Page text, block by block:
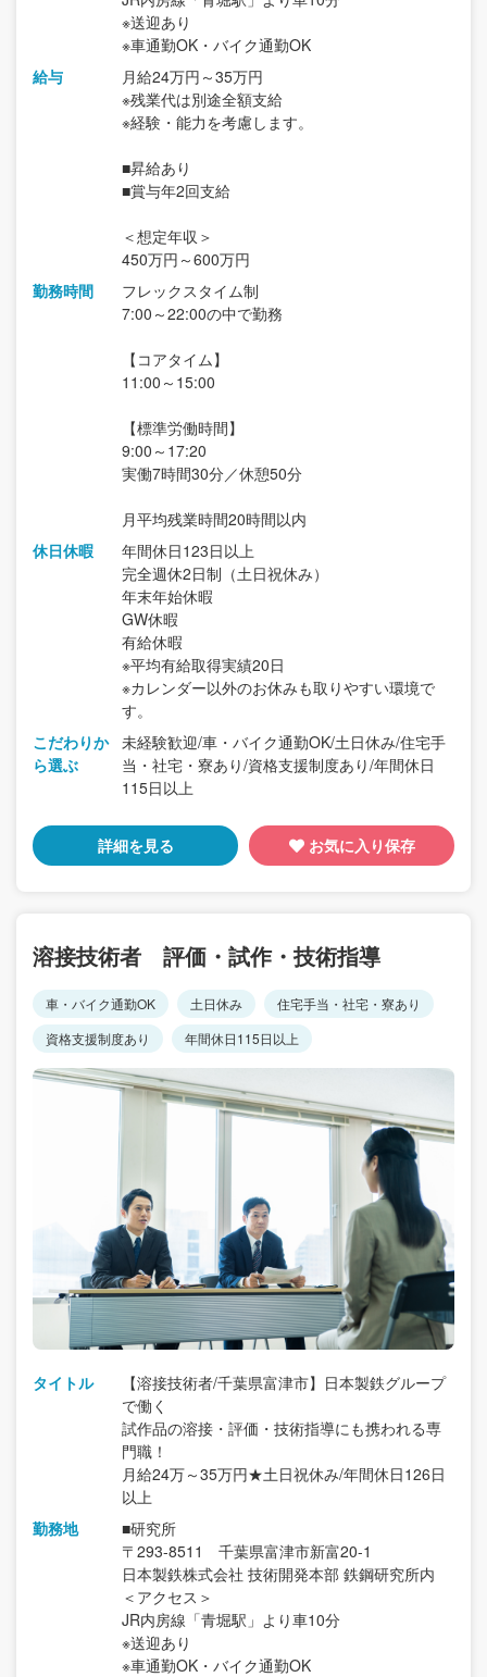
※送迎あり
※車通勤OK・バイク通勤OK
給与
月給24万円～35万円
※残業代は別途全額支給
※経験・能力を考慮します。
■昇給あり
■賞与年2回支給
＜想定年収＞
450万円～600万円
勤務時間
フレックスタイム制
7:00～22:00の中で勤務
【コアタイム】
11:00～15:00
【標準労働時間】
9:00～17:20
実働7時間30分／休憩50分
月平均残業時間20時間以内
休日休暇
年間休日123日以上
完全週休2日制（土日祝休み）
年末年始休暇
GW休暇
有給休暇
※平均有給取得実績20日
※カレンダー以外のお休みも取りやすい環境で
す。
こだわりか
ら選ぶ
未経験歓迎/車・バイク通勤OK/土日休み/住宅手
当・社宅・寮あり/資格支援制度あり/年間休日
115日以上
詳細を見る お気に入り保存
溶接技術者 評価・試作・技術指導
車・バイク通勤OK 土日休み
住宅手当・社宅・寮あり
資格支援制度あり
年間休日115日以上
タイトル
【溶接技術者/千葉県富津市】日本製鉄グループ
で働く
試作品の溶接・評価・技術指導にも携われる専
門職！
月給24万～35万円★土日祝休み/年間休日126日
以上
勤務地
■研究所
〒293-8511 千葉県富津市新富20-1
日本製鉄株式会社 技術開発本部 鉄鋼研究所内
＜アクセス＞
JR内房線「青堀駅」より車10分
※送迎あり
※車通勤OK・バイク通勤OK